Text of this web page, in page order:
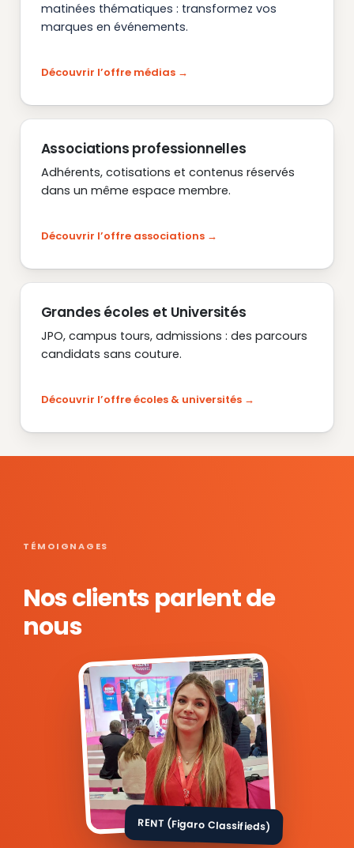
matinées thématiques : transformez vos
marques en événements.
Découvrir l’offre médias
Associations professionnelles
Adhérents, cotisations et contenus réservés
dans un même espace membre.
Découvrir l’offre associations
Grandes écoles et Universités
JPO, campus tours, admissions : des parcours
candidats sans couture.
Découvrir l’offre écoles & universités
TÉMOIGNAGES
Nos clients parlent de
nous
RENT (Figaro Classifieds)